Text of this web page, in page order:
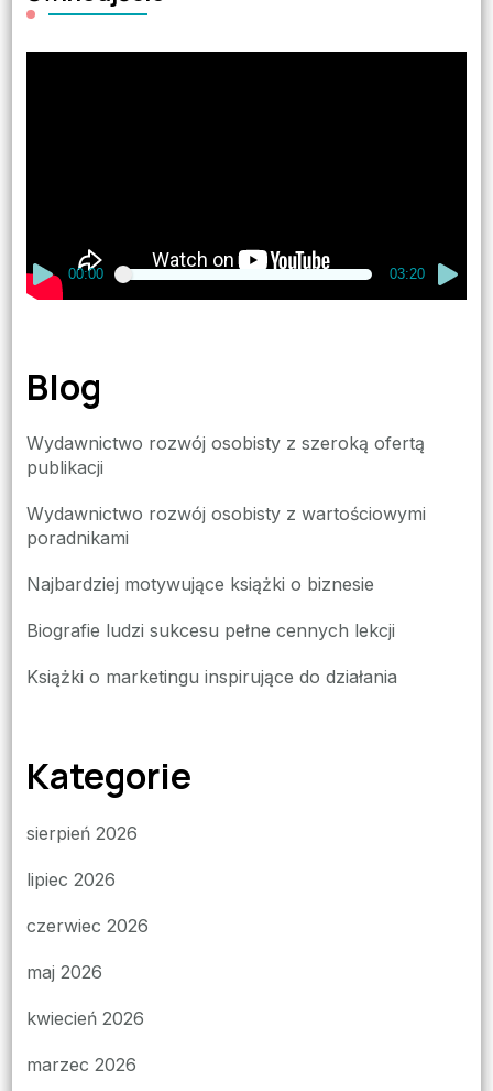
00:00 03:20
Blog
Wydawnictwo rozwój osobisty z szeroką ofertą
publikacji
Wydawnictwo rozwój osobisty z wartościowymi
poradnikami
Najbardziej motywujące książki o biznesie
Biografie ludzi sukcesu pełne cennych lekcji
Książki o marketingu inspirujące do działania
Kategorie
sierpień 2026
lipiec 2026
czerwiec 2026
maj 2026
kwiecień 2026
marzec 2026